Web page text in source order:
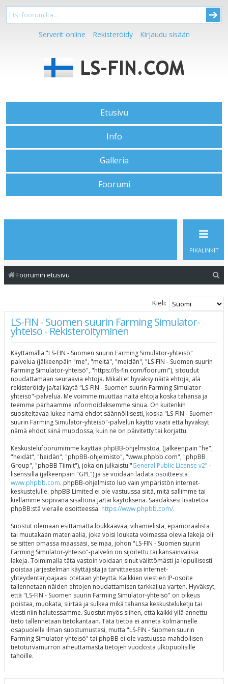
Serverit online Rekisteröidy Kirjaudu sisään
Etusivu
Info
Galleria
Foorumi
PIKALINKIT
Foorumin etusivu
s
Kieli:
LS-FIN - Suomen suurin Farming Simulator-
yhteisö - Rekisteröityminen
Käyttämällä "LS-FIN - Suomen suurin Farming Simulator-yhteisö"
palvelua (jälkeenpäin "me", "meitä", "meidän", "LS-FIN - Suomen suurin
Farming Simulator-yhteisö", "https://ls-fin.com/foorumi"), sitoudut
noudattamaan seuraavia ehtoja. Mikäli et hyväksy näitä ehtoja, älä
rekisteröidy ja/tai käytä "LS-FIN - Suomen suurin Farming Simulator-
yhteisö"-palvelua. Me voimme muuttaa näitä ehtoja koska tahansa ja
teemme parhaamme informoidaksemme sinua. On kuitenkin
suositeltavaa lukea nämä ehdot säännöllisesti, koska "LS-FIN - Suomen
suurin Farming Simulator-yhteisö"-palvelun käyttö vaatii että hyväksyt
nämä ehdot siinä muodossa, kuin ne on päivitetty tai korjattu.
Keskustelufoorumimme käyttää phpBB-ohjelmistoa, (jälkeenpäin "he",
"heidät", "heidän", "phpBB-ohjelmisto", "www.phpbb.com", "phpBB
Group", "phpBB Tiimit"), joka on julkaistu "General Public License v2" -
lisenssillä (jälkeenpäin "GPL") ja se voidaan ladata osoitteesta
www.phpbb.com. phpBB-ohjelmisto luo vain ympäristön internet-
keskustelulle. phpBB Limited ei ole vastuussa siitä, mitä sallimme tai
kiellämme sopivana sisältönä ja/tai käytöksenä. Saadaksesi lisätietoa
phpBB:stä vieraile osoitteessa: https://www.phpbb.com/.
Suostut olemaan esittämättä loukkaavaa, vihamielistä, epämoraalista
tai muutakaan materiaalia, joka voisi loukata voimassa olevia lakeja oli
se sitten omassa maassasi, se maa, johon "LS-FIN - Suomen suurin
Farming Simulator-yhteisö"-palvelin on sijoitettu tai kansainvälisiä
lakeja. Toimimalla tätä vastoin voidaan sinut välittömästi ja lopullisesti
poistaa järjestelmän käyttäjistä ja tarvittaessa internet-
yhteydentarjoajaasi otetaan yhteyttä. Kaikkien viestien IP-osoite
tallennetaan näiden ehtojen noudattamisen tarkkailua varten. Hyväksyt,
että "LS-FIN - Suomen suurin Farming Simulator-yhteisö" on oikeus
poistaa, muokata, siirtää ja sulkea mikä tahansa keskusteluketju tai
viesti niin halutessamme. Suostut myös siihen, että kaikki yllä annettu
tieto tallennetaan tietokantaan. Tätä tietoa ei anneta kolmannelle
osapuolelle ilman suostumustasi, mutta "LS-FIN - Suomen suurin
Farming Simulator-yhteisö" tai phpBB ei ole vastuussa mahdollisen
tietoturvamurron aiheuttamasta tietojen vuodosta ulkopuolisille
tahoille.